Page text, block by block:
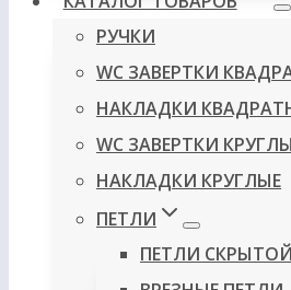
РУЧКИ
WC ЗАВЕРТКИ
НАКЛАДКИ
WC ЗАВЕРТКИ
НАКЛАДКИ КРУГЛЫЕ
ПЕТЛИ
ПЕТЛИ